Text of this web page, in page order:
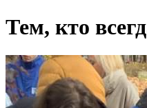
Тем, кто